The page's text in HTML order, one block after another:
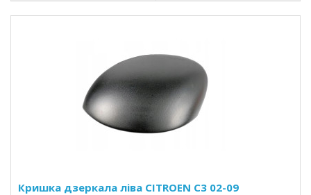
Кришка дзеркала ліва CITROEN C3 02-09